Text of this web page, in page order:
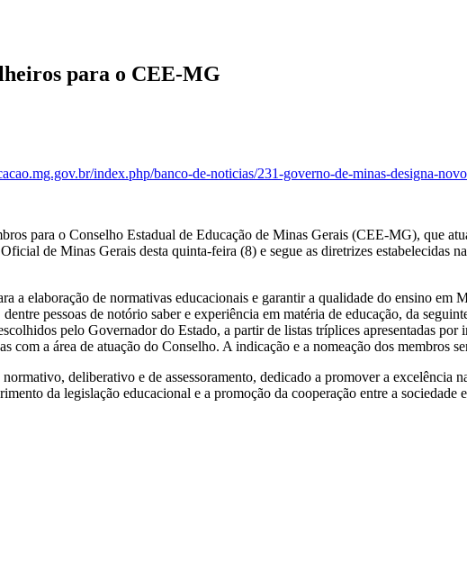
para o CEE-MG
index.php/banco-de-noticias/231-governo-de-minas-designa-
para o Conselho Estadual de Educação de Minas Gerais (CEE-MG), que
de Minas Gerais desta quinta-feira (8) e segue as diretrizes
a elaboração de normativas educacionais e garantir a qualidade do ensino
pessoas de notório saber e experiência em matéria de educação, da
pelo Governador do Estado, a partir de listas tríplices apresentadas
a área de atuação do Conselho. A indicação e a nomeação dos membros
deliberativo e de assessoramento, dedicado a promover a excelência
da legislação educacional e a promoção da cooperação entre a sociedade